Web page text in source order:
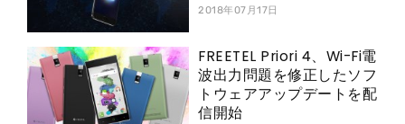
2018年07月17日
FREETEL Priori 4、Wi-Fi電
波出力問題を修正したソフ
トウェアアップデートを配
信開始